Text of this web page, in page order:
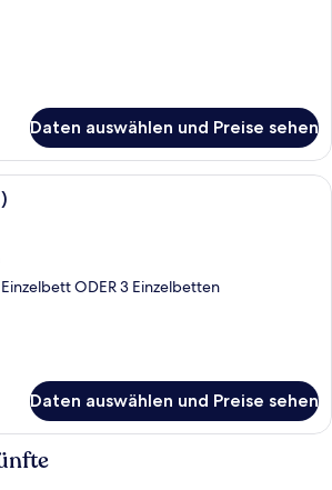
Daten auswählen und Preise sehen
Ein Hotelzimmer mit zwei Betten,
ODER 3 Einzelbetten
Daten auswählen und Preise sehen